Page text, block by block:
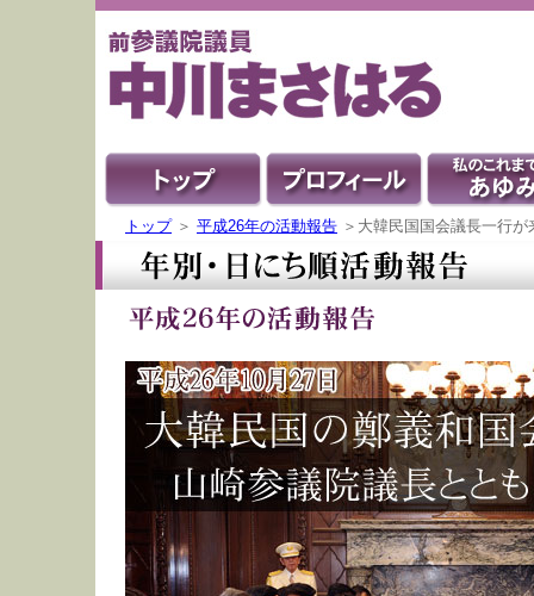
トップ＞ 平成26年の活動報告 ＞大韓民国国会議長一行